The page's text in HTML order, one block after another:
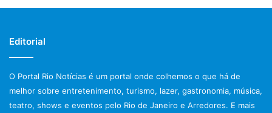
Editorial
O Portal Rio Notícias é um portal onde colhemos o que há de
melhor sobre entretenimento, turismo, lazer, gastronomia, música,
teatro, shows e eventos pelo Rio de Janeiro e Arredores. E mais